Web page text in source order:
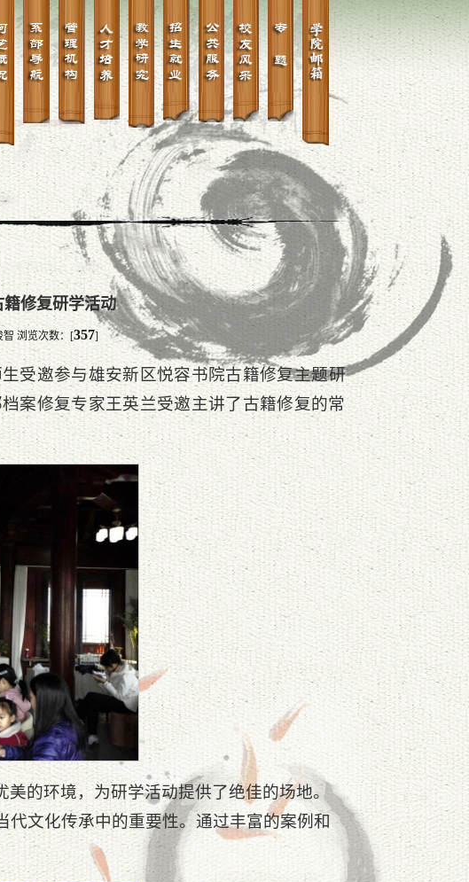
修复研学活动
智 浏览次数：[357]
受邀参与雄安新区悦容书院古籍修复主题研
案修复专家王英兰受邀主讲了古籍修复的常
的环境，为研学活动提供了绝佳的场地。
文化传承中的重要性。通过丰富的案例和